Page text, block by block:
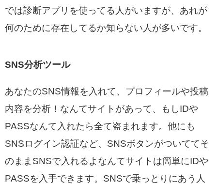
では診断アプリを使ってる人がいますが、あれが
何のために存在してるか知らない人が多いです。
SNS分析ツール
あなたのSNS情報を入れて、プロフィールや投稿
内容を分析！なんてサイトがあって、もしIDや
PASSなんて入れたら全て盗まれます。他にも
SNSログイン認証など、SNSボタンがついててそ
のままSNSで入れるよなんてサイトは簡単にIDや
PASSを入手できます。SNSで乗っとりにあう人